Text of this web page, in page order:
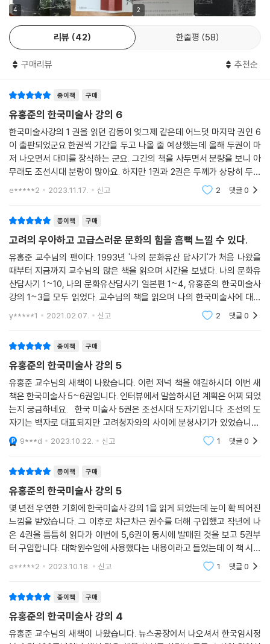
4 2
리뷰 42 한줄평 58
구매리뷰 추천순
종이책 구매
유홍준의 한국미술사 강의 6
한국미술사강의 1 권을 읽던 감동이 엊그제 같은데 어느덧 마지막 권인 6
이 출판되었군요.한권씩 기간을 두고 나올 줄 예상했는데 올해 두권이 마
저 나오면서 대미를 장식하는 군요. 그간의 책을 사두면서 분량을 보니 아
무래도 조선시대 분량이 많아요. 하지만 1권과 2권은 두께가 상당히 두껍
기도 해서 읽는데 한참 걸렸어요. 대학원 교제로 쓰시던 것이라는 것을 얼
e*****2 2023.11.17. 신고 2 댓글0
종이책 구매
고려의 우아하고 고급스러운 문화의 힘을 흠뻑 느낄 수 있다.
유홍준 교수님의 팬이다. 1993년 '나의 문화유산 답사기'가 처음 나왔을
때부터 지금까지 교수님의 많은 책을 읽으며 시간을 보냈다. 나의 문화유
산답사기 1~10, 나의 문화유산답사기 일본편 1~4, 유홍준의 한국미술사
강의 1~3을 모두 읽었다. 교수님의 책을 읽으며 나의 한국미술사에 대한
나름대로의 이론과 토대가 마련되었고 교수님의 글은 그 길을 가는데 좋은
길잡이가 되어 주었다
y*****1 2021.02.07. 신고 2 댓글0
종이책 구매
유홍준의 한국미술사 강의 5
유홍준 교수님의 새책이 나왔습니다. 이런 저넉 책을 얘길하시더 이번 새
책은 한국미술사 5~6권입니다. 인터뷰에서 말씀하시던 계획은 어찌 되었
는지 궁금하네요. 한국 미술사 5권은 조선시대 도자기입니다. 조선의 도
자기는 백자로 대표되지만 고려청자와의 사이에 분청사기가 있었습니다.
청자가 끊기도 백자로 변화하는 사이에 분청사기는 지역별로 제작되어 독
특한 지역성과
9***d 2023.10.22. 신고 1 댓글0
종이책 구매
유홍준의 한국미술사 강의 5
몇 년전 우연한 기회에 한국미술사 강의 1을 읽게 되었는데 눈이 확 띄어진
느낌을 받았습니다. 그 이후로 차근차근 권수를 더해 구입했고 작년에 나
온 4권을 틈틈히 읽다가 이번에 5,6권이 동시에 발매된 것을 보고 5권부
터 구입합니다. 대학원수업에 사용했다는 내용이라고 들었는데 이 책 시리
즈로 한국미술사에 관해선 거의 끝판왕이 아닌가 싶습니다. 저야 뭐 나의
e*****2 2023.10.18. 신고 1 댓글0
종이책 구매
유홍준의 한국미술사 강의 4
유홍준 교수님의 새책이 나왔습니다. 뉴스공장에서 나오셔서 한국임시정